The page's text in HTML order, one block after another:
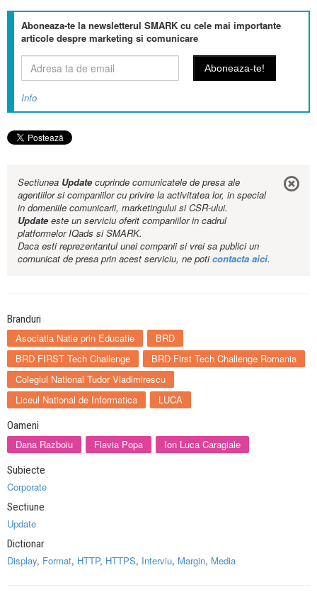
Aboneaza-te la newsletterul SMARK cu cele mai importante
articole despre marketing si comunicare
Info
Sectiunea Updatecuprinde comunicatele de presa ale
agentiilor si companiilor cu privire la activitatea lor, in special
in domeniile comunicarii, marketingului si CSR-ului.
Updateeste un serviciu oferit companiilor in cadrul
platformelor IQads si SMARK.
Daca esti reprezentantul unei companii si vrei sa publici un
comunicat de presa prin acest serviciu, ne poticontacta aici.
Branduri
Asociatia Natie prin Educatie
BRD
BRD FIRST Tech Challenge
BRD First Tech Challenge Romania
Colegiul National Tudor Vladimirescu
Liceul National de Informatica
LUCA
Oameni
Dana Razboiu Flavia Popa Ion Luca Caragiale
Subiecte
Corporate
Sectiune
Update
Dictionar
Display, Format, HTTP, HTTPS, Interviu, Margin, Media